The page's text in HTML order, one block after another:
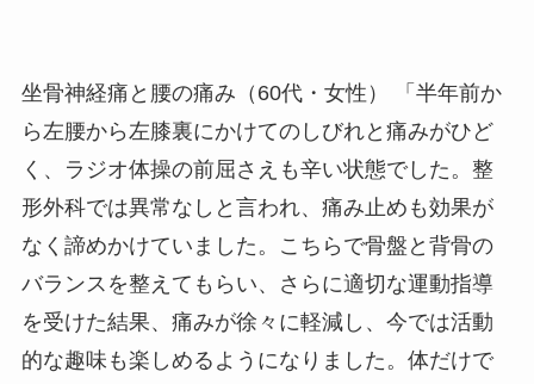
坐骨神経痛と腰の痛み（60代・女性）
「半年前か
ら左腰から左膝裏にかけてのしびれと痛みがひど
く、ラジオ体操の前屈さえも辛い状態でした。整
形外科では異常なしと言われ、痛み止めも効果が
なく諦めかけていました。こちらで骨盤と背骨の
バランスを整えてもらい、さらに適切な運動指導
を受けた結果、痛みが徐々に軽減し、今では活動
的な趣味も楽しめるようになりました。体だけで